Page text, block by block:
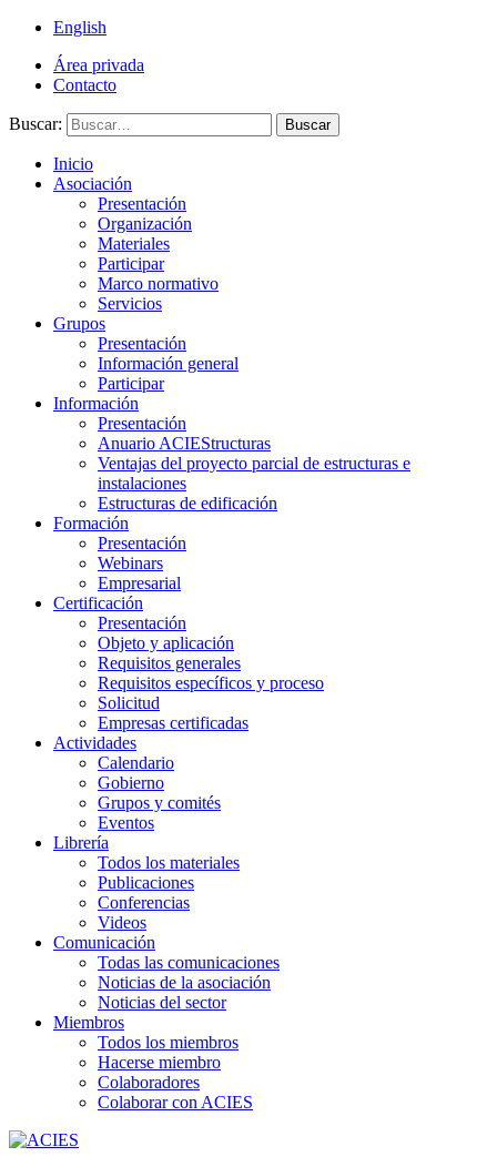
English
Área privada
Contacto
Buscar: Buscar
Inicio
Asociación
Presentación
Organización
Materiales
Participar
Marco normativo
Servicios
Grupos
Presentación
Información general
Participar
Información
Presentación
Anuario ACIEStructuras
Ventajas del proyecto parcial de estructuras e
instalaciones
Estructuras de edificación
Formación
Presentación
Webinars
Empresarial
Certificación
Presentación
Objeto y aplicación
Requisitos generales
Requisitos específicos y proceso
Solicitud
Empresas certificadas
Actividades
Calendario
Gobierno
Grupos y comités
Eventos
Librería
Todos los materiales
Publicaciones
Conferencias
Videos
Comunicación
Todas las comunicaciones
Noticias de la asociación
Noticias del sector
Miembros
Todos los miembros
Hacerse miembro
Colaboradores
Colaborar con ACIES